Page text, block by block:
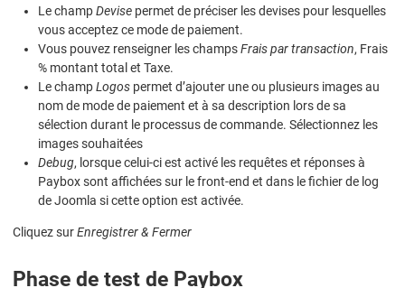
Le champDevise permet de préciser les devises pour lesquelles
vous acceptez ce mode de paiement.
Vous pouvez renseigner les champsFrais par transaction, Frais
% montant total et Taxe.
Le champLogos permet d’ajouter une ou plusieurs images au
nom de mode de paiement et à sa description lors de sa
sélection durant le processus de commande. Sélectionnez les
images souhaitées
Debug, lorsque celui-ci est activé les requêtes et réponses à
Paybox sont affichées sur le front-end et dans le fichier de log
de Joomla si cette option est activée.
Cliquez surEnregistrer & Fermer
Phase de test de Paybox